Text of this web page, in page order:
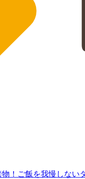
！ご飯を我慢しない